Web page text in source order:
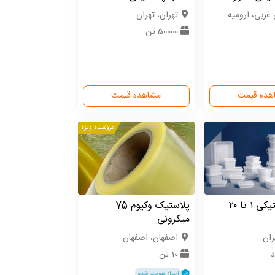
غربی، ارومیه
قیمت
تهران، تهران
50000 تن
مشاهده قیمت
سطل پلاستیکی ۱ تا ۲۰
فروشنده ویژه
پلاستیک وکیوم 75
میکرونی
اصفهان، اصفهان
10 تن